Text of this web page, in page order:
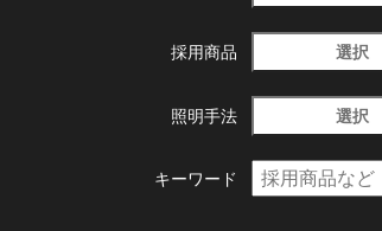
採用商品 選択
照明手法 選択
キーワード